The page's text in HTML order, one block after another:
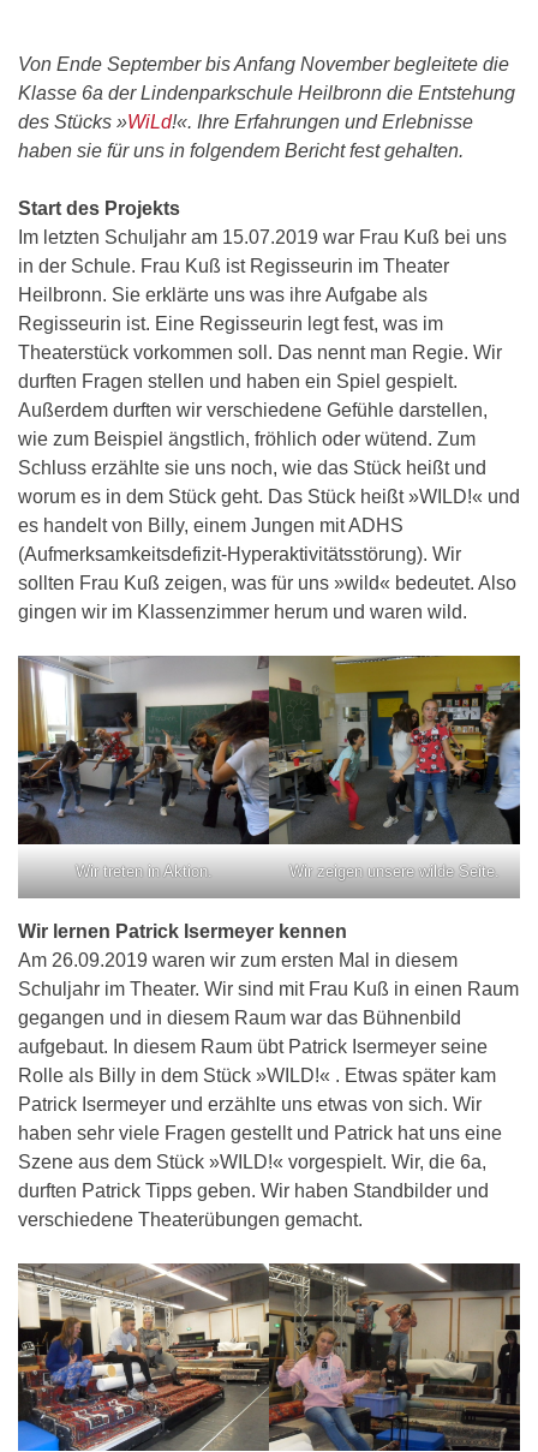
Von Ende September bis Anfang November begleitete die
Klasse 6a der Lindenparkschule Heilbronn die Entstehung
des Stücks »WiLd!«. Ihre Erfahrungen und Erlebnisse
haben sie für uns in folgendem Bericht fest gehalten.
Start des Projekts
Im letzten Schuljahr am 15.07.2019 war Frau Kuß bei uns
in der Schule. Frau Kuß ist Regisseurin im Theater
Heilbronn. Sie erklärte uns was ihre Aufgabe als
Regisseurin ist. Eine Regisseurin legt fest, was im
Theaterstück vorkommen soll. Das nennt man Regie. Wir
durften Fragen stellen und haben ein Spiel gespielt.
Außerdem durften wir verschiedene Gefühle darstellen,
wie zum Beispiel ängstlich, fröhlich oder wütend. Zum
Schluss erzählte sie uns noch, wie das Stück heißt und
worum es in dem Stück geht. Das Stück heißt »WILD!« und
es handelt von Billy, einem Jungen mit ADHS
(Aufmerksamkeitsdefizit-Hyperaktivitätsstörung). Wir
sollten Frau Kuß zeigen, was für uns »wild« bedeutet. Also
gingen wir im Klassenzimmer herum und waren wild.
Wir treten in Aktion. Wir zeigen unsere wilde Seite.
Wir lernen Patrick Isermeyer kennen
Am 26.09.2019 waren wir zum ersten Mal in diesem
Schuljahr im Theater. Wir sind mit Frau Kuß in einen Raum
gegangen und in diesem Raum war das Bühnenbild
aufgebaut. In diesem Raum übt Patrick Isermeyer seine
Rolle als Billy in dem Stück »WILD!« . Etwas später kam
Patrick Isermeyer und erzählte uns etwas von sich. Wir
haben sehr viele Fragen gestellt und Patrick hat uns eine
Szene aus dem Stück »WILD!« vorgespielt. Wir, die 6a,
durften Patrick Tipps geben. Wir haben Standbilder und
verschiedene Theaterübungen gemacht.